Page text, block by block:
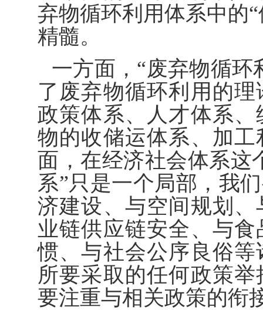
弃物循环利用体系中的
精髓。
一方面，“废弃物循
了废弃物循环利用的
政策体系、人才体系
物的收储运体系、加
面，在经济社会体系这
系”只是一个局部，我
济建设、与空间规划
业链供应链安全、与
惯、与社会公序良俗
所要采取的任何政策
要注重与相关政策的衔